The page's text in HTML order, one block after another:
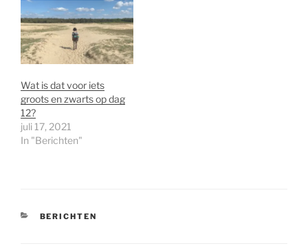
Wat is dat voor iets
groots en zwarts op dag
12?
juli 17, 2021
In "Berichten"
CATEGORIEËN
BERICHTEN